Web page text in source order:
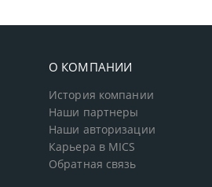
О КОМПАНИИ
История компании
Наши партнеры
Наши авторизации
Карьера в MICS
Обратная связь